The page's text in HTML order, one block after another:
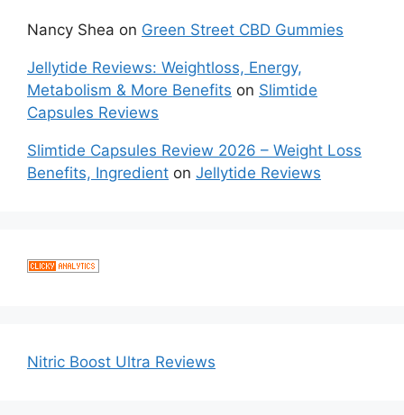
Nancy Shea on Green Street CBD Gummies
Jellytide Reviews: Weightloss, Energy,
Metabolism & More Benefits on Slimtide
Capsules Reviews
Slimtide Capsules Review 2026 – Weight Loss
Benefits, Ingredient on Jellytide Reviews
Nitric Boost Ultra Reviews